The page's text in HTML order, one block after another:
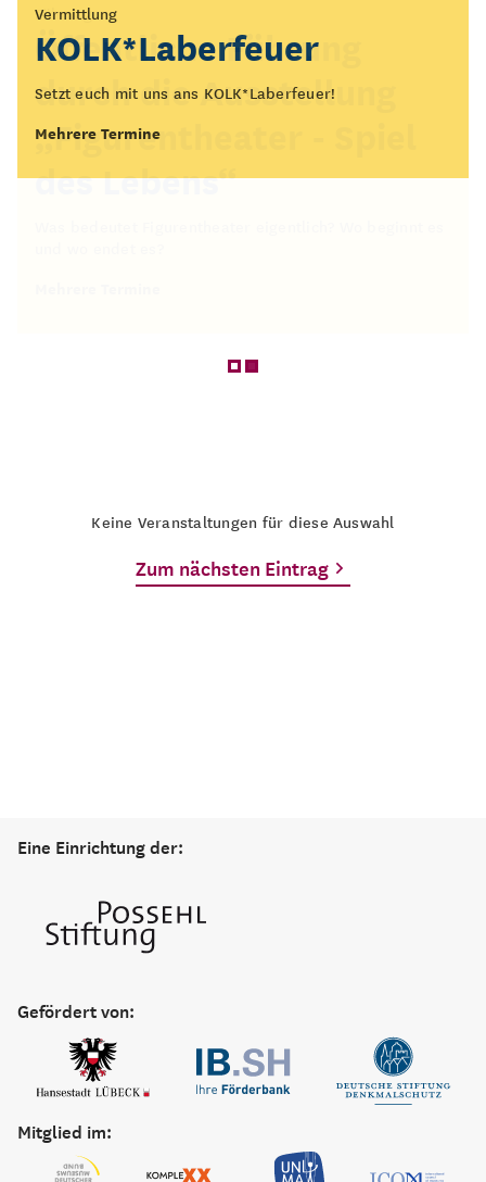
Vermittlung
KOLK*Laberfeuer
Setzt euch mit uns ans KOLK*Laberfeuer!
Mehrere Termine
Führung
Öffentliche Führung
durch die Ausstellung
„Figurentheater - Spiel
des Lebens“
Keine Veranstaltungen für diese Auswahl
Zum nächsten Eintrag
Eine Einrichtung der:
Gefördert von:
Mitglied im: